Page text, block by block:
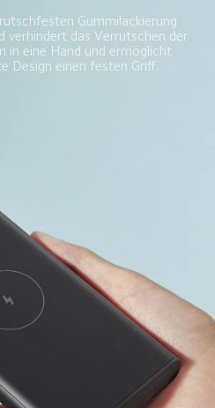
Gummilackierung
verhindert das Verrutschen der
in eine Hand und ermöglicht
Design einen festen Griff.